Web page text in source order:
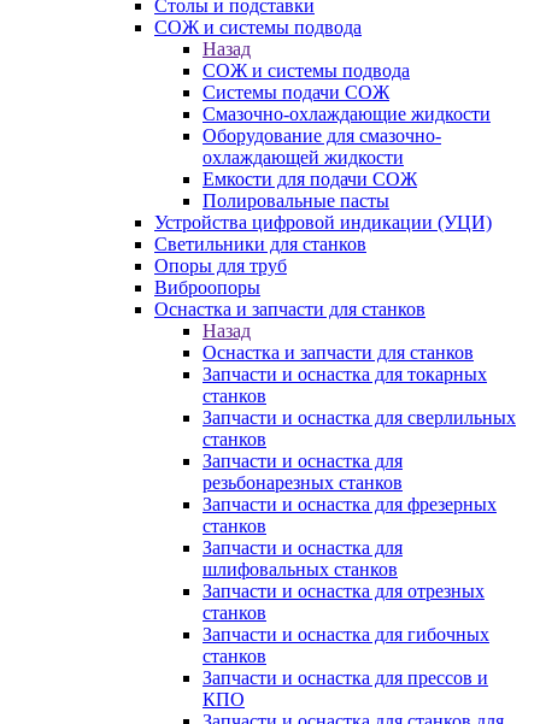
Столы и подставки
СОЖ и системы подвода
Назад
СОЖ и системы подвода
Системы подачи СОЖ
Смазочно-охлаждающие жидкости
Оборудование для смазочно-
охлаждающей жидкости
Емкости для подачи СОЖ
Полировальные пасты
Устройства цифровой индикации (УЦИ)
Светильники для станков
Опоры для труб
Виброопоры
Оснастка и запчасти для станков
Назад
Оснастка и запчасти для станков
Запчасти и оснастка для токарных
станков
Запчасти и оснастка для сверлильных
станков
Запчасти и оснастка для
резьбонарезных станков
Запчасти и оснастка для фрезерных
станков
Запчасти и оснастка для
шлифовальных станков
Запчасти и оснастка для отрезных
станков
Запчасти и оснастка для гибочных
станков
Запчасти и оснастка для прессов и
КПО